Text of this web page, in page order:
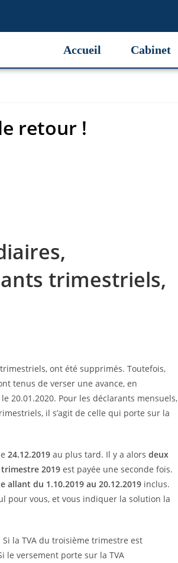
Accueil Cabinet
retour !
retour !
trimestriels,
ont été supprimés. Toutefois,
tenus de verser une avance, en
20.01.2020. Pour les déclarants mensuels,
il s’agit de celle qui porte sur la
24.12.2019au plus tard. Il y a alors deux
2019est payée une seconde fois.
allant du 1.10.2019 au 20.12.2019inclus.
pour vous, et vous indiquer la solution la
la TVA du troisième trimestre est
le versement porte sur la TVA